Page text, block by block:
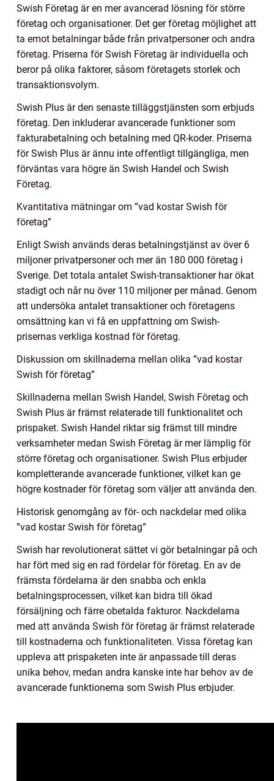
Swish Företag är en mer avancerad lösning för större
företag och organisationer. Det ger företag möjlighet att
ta emot betalningar både från privatpersoner och andra
företag. Priserna för Swish Företag är individuella och
beror på olika faktorer, såsom företagets storlek och
transaktionsvolym.
Swish Plus är den senaste tilläggstjänsten som erbjuds
företag. Den inkluderar avancerade funktioner som
fakturabetalning och betalning med QR-koder. Priserna
för Swish Plus är ännu inte offentligt tillgängliga, men
förväntas vara högre än Swish Handel och Swish
Företag.
Kvantitativa mätningar om ”vad kostar Swish för
företag”
Enligt Swish används deras betalningstjänst av över 6
miljoner privatpersoner och mer än 180 000 företag i
Sverige. Det totala antalet Swish-transaktioner har ökat
stadigt och når nu över 110 miljoner per månad. Genom
att undersöka antalet transaktioner och företagens
omsättning kan vi få en uppfattning om Swish-
prisernas verkliga kostnad för företag.
Diskussion om skillnaderna mellan olika ”vad kostar
Swish för företag”
Skillnaderna mellan Swish Handel, Swish Företag och
Swish Plus är främst relaterade till funktionalitet och
prispaket. Swish Handel riktar sig främst till mindre
verksamheter medan Swish Företag är mer lämplig för
större företag och organisationer. Swish Plus erbjuder
kompletterande avancerade funktioner, vilket kan ge
högre kostnader för företag som väljer att använda den.
Historisk genomgång av för- och nackdelar med olika
”vad kostar Swish för företag”
Swish har revolutionerat sättet vi gör betalningar på och
har fört med sig en rad fördelar för företag. En av de
främsta fördelarna är den snabba och enkla
betalningsprocessen, vilket kan bidra till ökad
försäljning och färre obetalda fakturor. Nackdelarna
med att använda Swish för företag är främst relaterade
till kostnaderna och funktionaliteten. Vissa företag kan
uppleva att prispaketen inte är anpassade till deras
unika behov, medan andra kanske inte har behov av de
avancerade funktionerna som Swish Plus erbjuder.